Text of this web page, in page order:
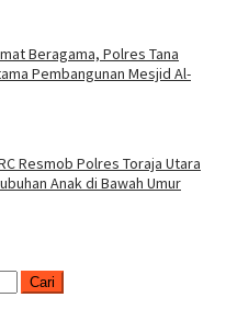
Beragama, Polres Tana
Pembangunan Mesjid Al-
Resmob Polres Toraja Utara
Anak di Bawah Umur